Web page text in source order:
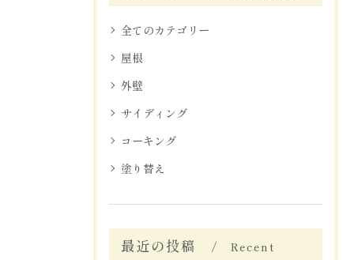
全てのカテゴリー
屋根
外壁
サイディング
コーキング
塗り替え
最近の投稿
Recent